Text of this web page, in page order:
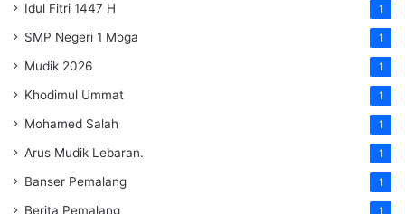
Idul Fitri 1447 H 1
SMP Negeri 1 Moga 1
Mudik 2026 1
Khodimul Ummat 1
Mohamed Salah 1
Arus Mudik Lebaran. 1
Banser Pemalang 1
Berita Pemalang 1